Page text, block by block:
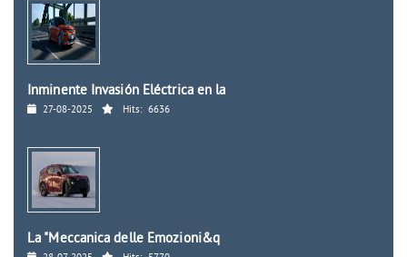
Inminente Invasión Eléctrica en la
27-08-2025 Hits: 6636
La "Meccanica delle Emozioni&q